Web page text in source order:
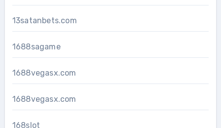
13satanbets.com
1688sagame
1688vegasx.com
1688vegasx.com
168slot